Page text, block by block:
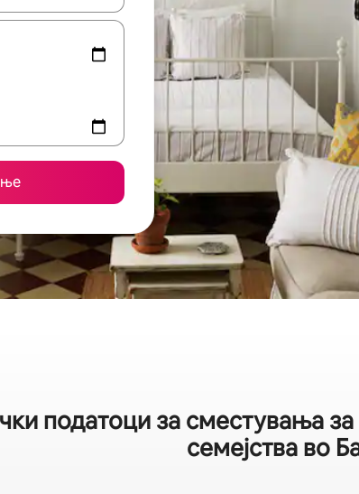
податоци за сместувања
семејства во